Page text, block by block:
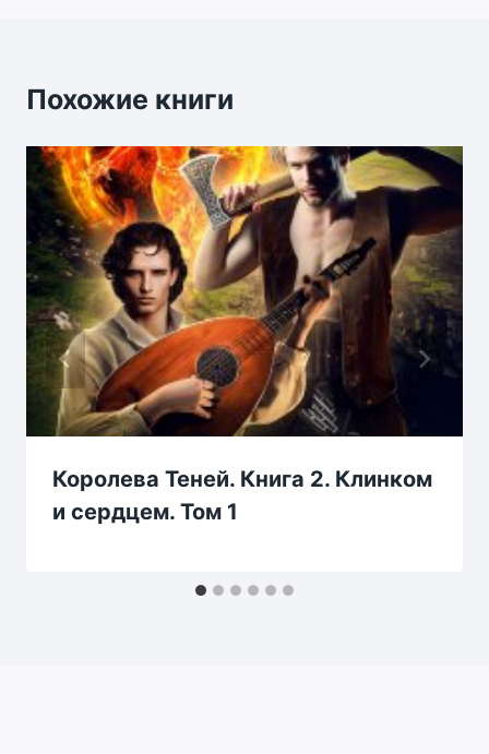
Похожие книги
Королева Теней. Книга 2. Клинком
и сердцем. Том 1